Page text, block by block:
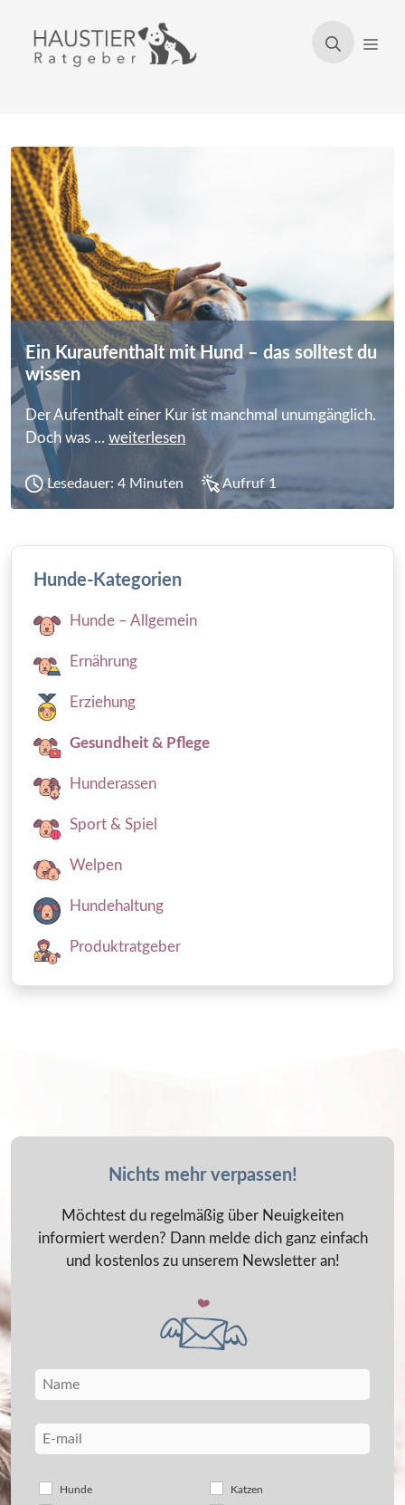
Inhalt
springen
Ein Kuraufenthalt mit Hund – das solltest du
wissen
Der Aufenthalt einer Kur ist manchmal unumgänglich.
Doch was ... weiterlesen
Lesedauer: 4 Minuten Aufruf 1
Hunde-Kategorien
Hunde – Allgemein
Ernährung
Erziehung
Gesundheit & Pflege
Hunderassen
Sport & Spiel
Welpen
Hundehaltung
Produktratgeber
Nichts mehr verpassen!
Möchtest du regelmäßig über Neuigkeiten
informiert werden? Dann melde dich ganz einfach
und kostenlos zu unserem Newsletter an!
Hunde Katzen